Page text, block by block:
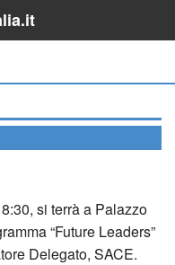
si terrà a Palazzo
“Future Leaders”
Delegato, SACE.